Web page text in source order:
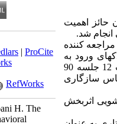
حائز اهمیت
شد.
کننده
بر اساس ملاک­های ورود به
مطالعه انتخاب و به صورت تصادفی در گروه آزمایش و کنترل قرار گرفتند (16 نفر در هر گروه). گروه آزمایش تحت 12 جلسه 90
سازگاری
اثربخش
| ProCite
RefWorks
H. The